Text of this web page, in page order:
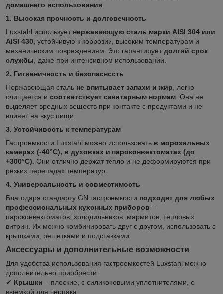
домашнего использования
1. Высокая прочность и долговечность
Luxstahl использует нержавеющую сталь марки AISI 304 или
AISI 430 , устойчивую к коррозии, высоким температурам и
механическим повреждениям. Это гарантирует долгий срок
службы , даже при интенсивном использовании.
2. Гигиеничность и безопасность
Нержавеющая сталь не впитывает запахи и жир , легко
очищается и соответствует санитарным нормам . Она не
выделяет вредных веществ при контакте с продуктами и не
влияет на вкус пищи.
3. Устойчивость к температурам
Гастроемкости Luxstahl можно использовать в морозильных
камерах (-40°C), в духовках и пароконвектоматах (до
+300°C) . Они отлично держат тепло и не деформируются при
резких перепадах температур.
4. Универсальность и совместимость
Благодаря стандарту GN гастроемкости подходят для любых
профессиональных кухонных приборов –
пароконвектоматов, холодильников, мармитов, тепловых
витрин. Их можно комбинировать друг с другом, использовать с
крышками, решетками и подставками.
Аксессуары и дополнительные возможности
Для удобства использования гастроемкостей Luxstahl можно
дополнительно приобрести:
✔ Крышки – плоские, с силиконовыми уплотнителями, с
выемкой для черпака